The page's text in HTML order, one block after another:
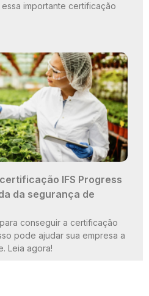
importante certificação
IFS Progress
da segurança de
conseguir a certificação
pode ajudar sua empresa a
Leia agora!